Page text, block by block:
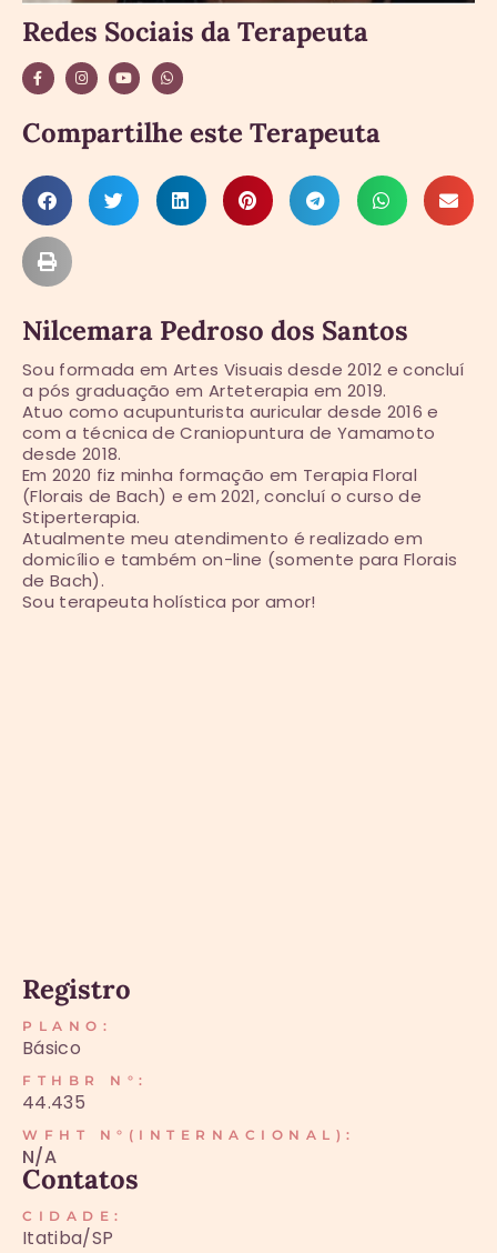
Redes Sociais da Terapeuta
Compartilhe este Terapeuta
Nilcemara Pedroso dos Santos
Sou formada em Artes Visuais desde 2012 e concluí
a pós graduação em Arteterapia em 2019.
Atuo como acupunturista auricular desde 2016 e
com a técnica de Craniopuntura de Yamamoto
desde 2018.
Em 2020 fiz minha formação em Terapia Floral
(Florais de Bach) e em 2021, concluí o curso de
Stiperterapia.
Atualmente meu atendimento é realizado em
domicílio e também on-line (somente para Florais
de Bach).
Sou terapeuta holística por amor!
Registro
PLANO:
Básico
FTHBR N°:
44.435
WFHT N°(INTERNACIONAL):
N/A
Contatos
CIDADE:
Itatiba/SP